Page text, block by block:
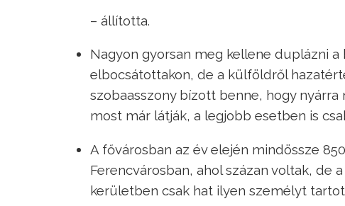
– állította.
Nagyon gyorsan meg kellene duplázni
elbocsátottakon, de a külföldről
szobaasszony bízott benne, hogy
most már látják, a legjobb esetben is
A fővárosban az év elején mindössze
Ferencvárosban, ahol százan voltak, de
kerületben csak hat ilyen személyt